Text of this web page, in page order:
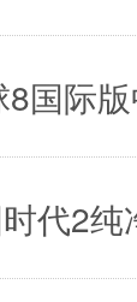
国际
代2纯